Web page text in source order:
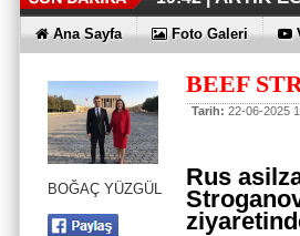
19:38 |İŞTE
19:36 |HER
19:30 |
19:27 |
SAĞLIYOR
07:09 |İŞTE O
Ana Sayfa Foto Galeri
BOĞAÇ YÜZGÜL
BEEF
Tarih: 22-06-2025
Rus